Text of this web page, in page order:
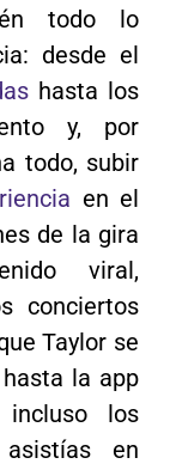
todo lo
desde el
hasta los
y, por
todo, subir
en el
de la gira
viral,
conciertos
Taylor se
la app
los
en